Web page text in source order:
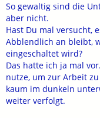
So gewaltig sind die
aber nicht.
Hast Du mal versucht,
Abblendlich an bleibt,
eingeschaltet wird?
Das hatte ich ja mal
nutze, um zur Arbeit
kaum im dunkeln
weiter verfolgt.